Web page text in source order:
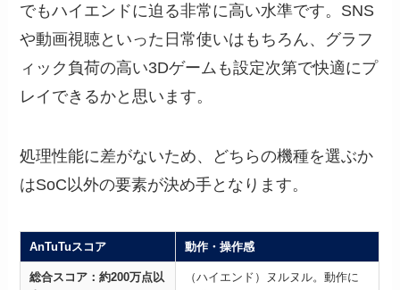
でもハイエンドに迫る非常に高い水準です。SNS
や動画視聴といった日常使いはもちろん、グラフ
ィック負荷の高い3Dゲームも設定次第で快適にプ
レイできるかと思います。
処理性能に差がないため、どちらの機種を選ぶか
はSoC以外の要素が決め手となります。
AnTuTuスコア 動作・操作感
総合スコア：約200万点以
（ハイエンド）ヌルヌル。動作に